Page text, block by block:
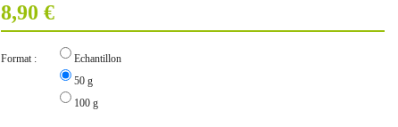
8,90 €
Format :
Echantillon
50 g
100 g